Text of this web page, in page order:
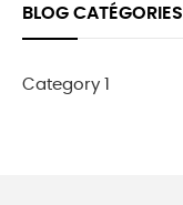
BLOG CATÉGORIES
Category 1